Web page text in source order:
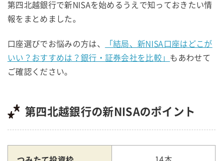
第四北越銀行で新NISAを始めるうえで知っておきたい情
報をまとめました。
口座選びでお悩みの方は、
「結局、新NISA口座はどこが
いい？おすすめは？銀行・証券会社を比較」 もあわせて
ご確認ください。
第四北越銀行の新NISAのポイント